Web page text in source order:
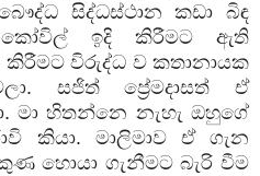
සිද්ධස්ථාන කඩා
බිඳ
කෝවිල් ඉදි කිරීමට
ඇති
කිරීමට විරුද්ධ ව කතානායක
. සජිත් ප්‍රේමදාසත්
ඒ
.මා හිතන්නෙ නැහැ ඔහුගේ
කියා. මාලිමාව ඒ
ගැන
හොයා ගැනීමට බැරි වීම